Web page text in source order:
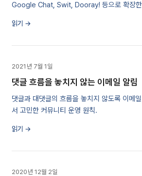
Google Chat, Swit, Dooray! 등으로 확장
읽기 →
2021년 7월 1일
댓글 흐름을 놓치지 않는 이메일 알림
댓글과 대댓글의 흐름을 놓치지 않도록 이메
서 고민한 커뮤니티 운영 원칙.
읽기 →
2020년 12월 2일